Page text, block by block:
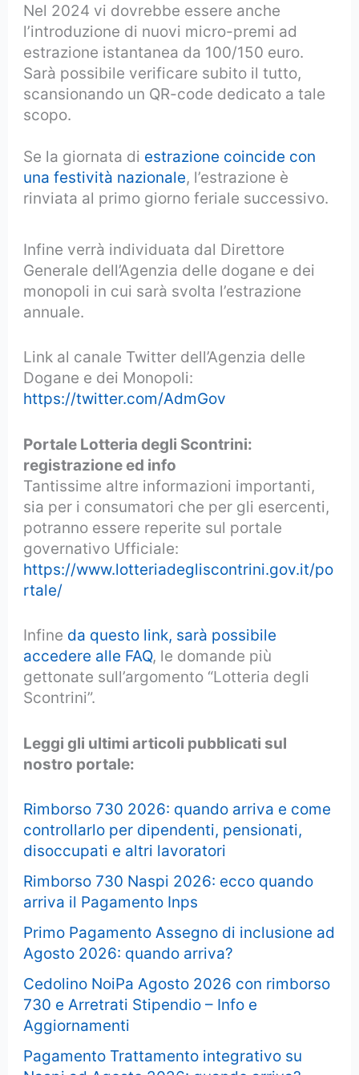
Nel 2024 vi dovrebbe essere anche
l’introduzione di nuovi micro-premi ad
estrazione istantanea da 100/150 euro.
Sarà possibile verificare subito il tutto,
scansionando un QR-code dedicato a tale
scopo.
Se la giornata di estrazione coincide con
una festività nazionale, l’estrazione è
rinviata al primo giorno feriale successivo.
Infine verrà individuata dal Direttore
Generale dell’Agenzia delle dogane e dei
monopoli in cui sarà svolta l’estrazione
annuale.
Link al canale Twitter dell’Agenzia delle
Dogane e dei Monopoli:
https://twitter.com/AdmGov
Portale Lotteria degli Scontrini:
registrazione ed info
Tantissime altre informazioni importanti,
sia per i consumatori che per gli esercenti,
potranno essere reperite sul portale
governativo Ufficiale:
https://www.lotteriadegliscontrini.gov.it/po
rtale/
Infine da questo link, sarà possibile
accedere alle FAQ, le domande più
gettonate sull’argomento “Lotteria degli
Scontrini”.
Leggi gli ultimi articoli pubblicati sul
nostro portale:
Rimborso 730 2026: quando arriva e come
controllarlo per dipendenti, pensionati,
disoccupati e altri lavoratori
Rimborso 730 Naspi 2026: ecco quando
arriva il Pagamento Inps
Primo Pagamento Assegno di inclusione ad
Agosto 2026: quando arriva?
Cedolino NoiPa Agosto 2026 con rimborso
730 e Arretrati Stipendio – Info e
Aggiornamenti
Pagamento Trattamento integrativo su